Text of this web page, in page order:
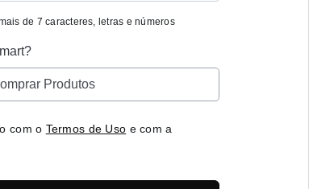
de 7 caracteres, letras e números
Produtos
com o Termos de Uso e com a